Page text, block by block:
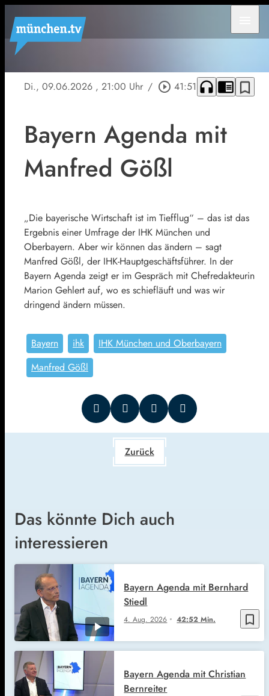
Di., 09.06.2026 , 21:00 Uhr / play_circle_outline 41:51 headphones chrome_reader_mode bookmark_border
Bayern Agenda mit
Manfred Gößl
„Die bayerische Wirtschaft ist im Tiefflug“ – das ist das
Ergebnis einer Umfrage der IHK München und
Oberbayern. Aber wir können das ändern – sagt
Manfred Gößl, der IHK-Hauptgeschäftsführer. In der
Bayern Agenda zeigt er im Gespräch mit Chefredakteurin
Marion Gehlert auf, wo es schiefläuft und was wir
dringend ändern müssen.
Bayern ihk
IHK München und Oberbayern
Manfred Gößl
Zurück
Das könnte Dich auch
interessieren
bookmark_border
4. Aug. 2026 42:52 Min.
Bayern Agenda mit Bernhard
Stiedl
Bayern Agenda mit Christian
Bernreiter